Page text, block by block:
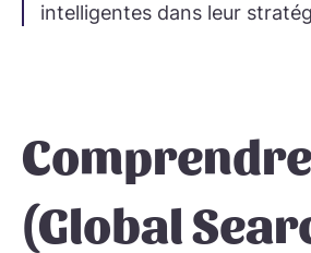
intelligentes dans leur
Comprendre
(Global